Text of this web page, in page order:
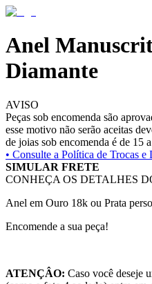
Anel
Diamante
AVISO
Peças sob encomenda são
esse motivo não serão aceitas
de joias sob encomenda é de 15
• Consulte a Política de Trocas e
SIMULAR FRETE
CONHEÇA OS DETALHES
Anel em Ouro 18k ou Prata
Encomende a sua peça!
ATENÇÂO: Caso você deseje